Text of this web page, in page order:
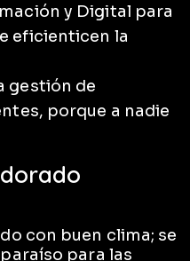
y Digital para
eficienticen la
gestión de
porque a nadie
con buen clima; se
para las